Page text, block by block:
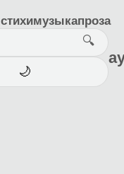
стихимузыкапроза
🔍
🌙